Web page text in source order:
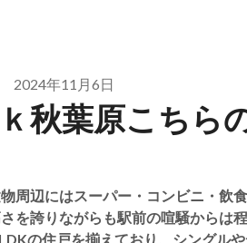
2024年11月6日
秋葉原こちら
周辺にはスーパー・コンビニ・飲
を誇りながらも駅前の喧騒からは
の住戸を揃えており、シングルや